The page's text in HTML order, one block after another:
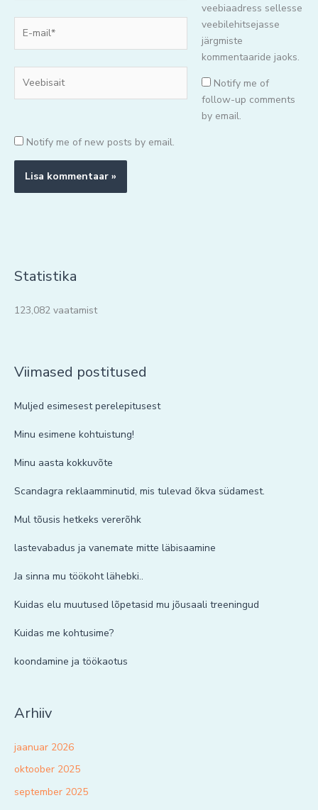
mail*
veebiaadress sellesse
veebilehitsejasse
järgmiste
kommentaaride jaoks.
Notify me of
follow-up comments
by email.
Notify me of new posts by email.
Statistika
123,082 vaatamist
Viimased postitused
Muljed esimesest perelepitusest
Minu esimene kohtuistung!
Minu aasta kokkuvõte
Scandagra reklaamminutid, mis tulevad õkva südamest.
Mul tõusis hetkeks vererõhk
lastevabadus ja vanemate mitte läbisaamine
Ja sinna mu töökoht lähebki..
Kuidas elu muutused lõpetasid mu jõusaali treeningud
Kuidas me kohtusime?
koondamine ja töökaotus
Arhiiv
jaanuar 2026
oktoober 2025
september 2025